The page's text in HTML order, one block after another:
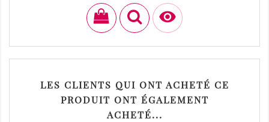

LES CLIENTS QUI ONT ACHETÉ CE
PRODUIT ONT ÉGALEMENT
ACHETÉ...